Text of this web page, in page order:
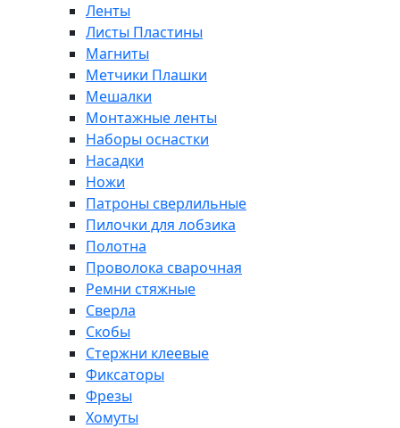
Ленты
Листы Пластины
Магниты
Метчики Плашки
Мешалки
Монтажные ленты
Наборы оснастки
Насадки
Ножи
Патроны сверлильные
Пилочки для лобзика
Полотна
Проволока сварочная
Ремни стяжные
Сверла
Скобы
Стержни клеевые
Фиксаторы
Фрезы
Хомуты